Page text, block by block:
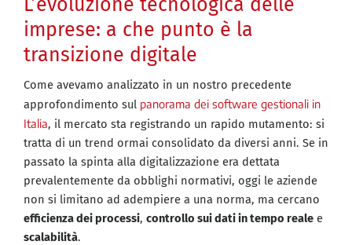
imprese: a che punto è la
transizione digitale
Come avevamo analizzato in un nostro precedente
approfondimento sul panorama dei software gestionali in
Italia, il mercato sta registrando un rapido mutamento: si
tratta di un trend ormai consolidato da diversi anni. Se in
passato la spinta alla digitalizzazione era dettata
prevalentemente da obblighi normativi, oggi le aziende
non si limitano ad adempiere a una norma, ma cercano
efficienza dei processi, controllo sui dati in tempo reale e
scalabilità.